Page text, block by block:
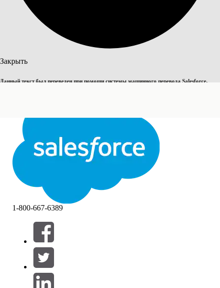
Закрыть
Данный текст был переведен при помощи системы машинного перевода Salesforce.
Закрыть
Фильтровать по (0)
ВЫБРАТЬ ФИЛЬТРЫ
Область продуктов
1-800-667-6389